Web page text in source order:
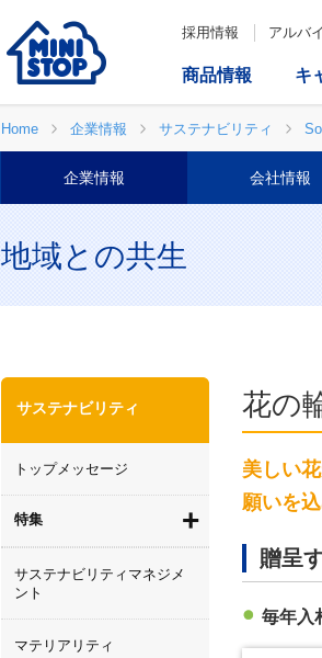
採用情報 アルバ
商品情報 キ
Home 企業情報 サステナビリティ
企業情報 会社情報
地域との共生
花の
美しい
願いを
贈呈
毎年入
サステナビリティ
トップメッセージ
特集 +
サステナビリティマネジメ
ント
マテリアリティ